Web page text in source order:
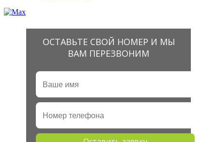
ОСТАВЬТЕ СВОЙ НОМЕР И МЫ
ВАМ ПЕРЕЗВОНИМ